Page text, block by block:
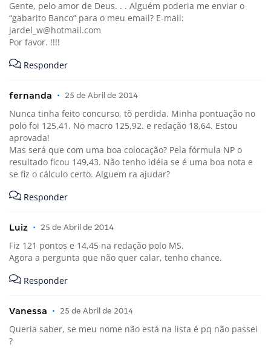
Gente, pelo amor de Deus. . . Alguém poderia me enviar o
“gabarito Banco” para o meu email? E-mail:
jardel_w@hotmail.com
Por favor. !!!!
Responder
fernanda • 25 de Abril de 2014
Nunca tinha feito concurso, tõ perdida. Minha pontuação no
polo foi 125,41. No macro 125,92. e redação 18,64. Estou
aprovada!
Mas será que com uma boa colocação? Pela fórmula NP o
resultado ficou 149,43. Não tenho idéia se é uma boa nota e
se fiz o cálculo certo. Alguem ra ajudar?
Responder
Luiz • 25 de Abril de 2014
Fiz 121 pontos e 14,45 na redação polo MS.
Agora a pergunta que não quer calar, tenho chance.
Responder
Vanessa • 25 de Abril de 2014
Queria saber, se meu nome não está na lista é pq não passei
?